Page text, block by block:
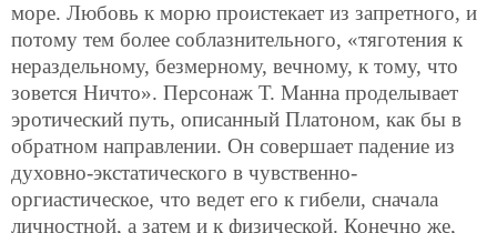
море. Любовь к морю проистекает из запретного, и
потому тем более соблазнительного, «тяготения к
нераздельному, безмерному, вечному, к тому, что
зовется Ничто». Персонаж Т. Манна проделывает
эротический путь, описанный Платоном, как бы в
обратном направлении. Он совершает падение из
духовно-экстатического в чувственно-
оргиастическое, что ведет его к гибели, сначала
личностной, а затем и к физической. Конечно же,